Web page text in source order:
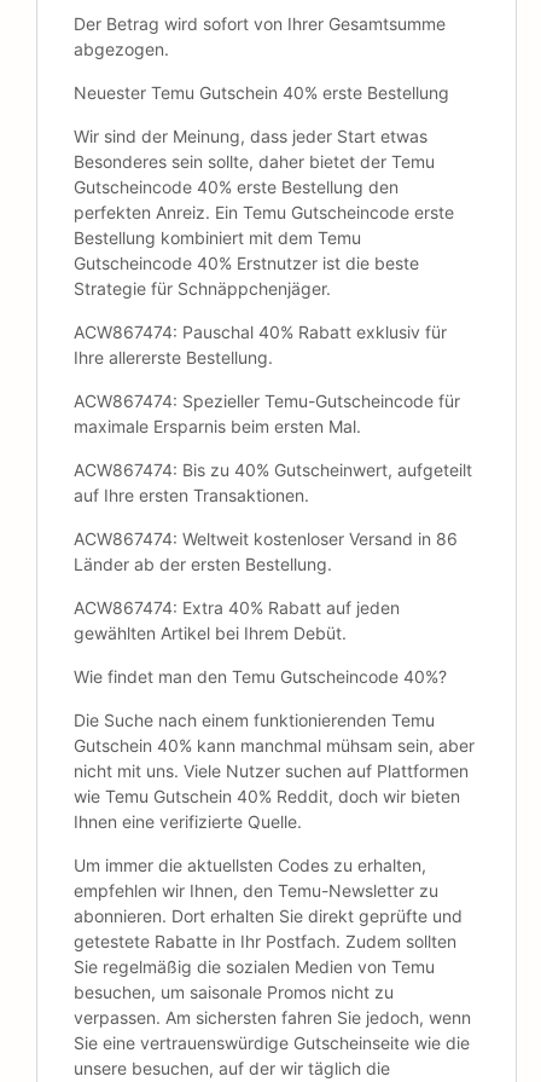
Der Betrag wird sofort von Ihrer Gesamtsumme
abgezogen.
Neuester Temu Gutschein 40% erste Bestellung
Wir sind der Meinung, dass jeder Start etwas
Besonderes sein sollte, daher bietet der Temu
Gutscheincode 40% erste Bestellung den
perfekten Anreiz. Ein Temu Gutscheincode erste
Bestellung kombiniert mit dem Temu
Gutscheincode 40% Erstnutzer ist die beste
Strategie für Schnäppchenjäger.
ACW867474: Pauschal 40% Rabatt exklusiv für
Ihre allererste Bestellung.
ACW867474: Spezieller Temu-Gutscheincode für
maximale Ersparnis beim ersten Mal.
ACW867474: Bis zu 40% Gutscheinwert, aufgeteilt
auf Ihre ersten Transaktionen.
ACW867474: Weltweit kostenloser Versand in 86
Länder ab der ersten Bestellung.
ACW867474: Extra 40% Rabatt auf jeden
gewählten Artikel bei Ihrem Debüt.
Wie findet man den Temu Gutscheincode 40%?
Die Suche nach einem funktionierenden Temu
Gutschein 40% kann manchmal mühsam sein, aber
nicht mit uns. Viele Nutzer suchen auf Plattformen
wie Temu Gutschein 40% Reddit, doch wir bieten
Ihnen eine verifizierte Quelle.
Um immer die aktuellsten Codes zu erhalten,
empfehlen wir Ihnen, den Temu-Newsletter zu
abonnieren. Dort erhalten Sie direkt geprüfte und
getestete Rabatte in Ihr Postfach. Zudem sollten
Sie regelmäßig die sozialen Medien von Temu
besuchen, um saisonale Promos nicht zu
verpassen. Am sichersten fahren Sie jedoch, wenn
Sie eine vertrauenswürdige Gutscheinseite wie die
unsere besuchen, auf der wir täglich die